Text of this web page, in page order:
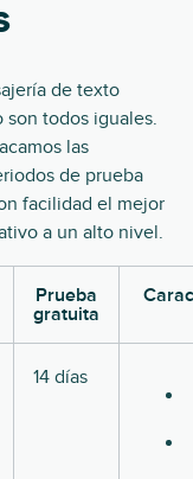
de texto
son todos iguales.
las
de prueba
facilidad el mejor
a un alto nivel.
Prueba
gratuita
14 días